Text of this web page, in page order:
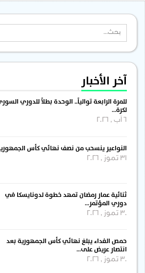
آخر الأخبار
للمرة الرابعة توالياً.. الوحدة بطلاً للدوري السوري
لكرة…
النواعير ينسحب من نصف نهائي كأس الجمهورية
31 تموز , 2026
ثنائية عمار رمضان تمهد خطوة لدونايسكا في
دوري المؤتمر…
30 تموز , 2026
حمص الفداء يبلغ نهائي كأس الجمهورية بعد
انتصار عريض على…
30 تموز , 2026